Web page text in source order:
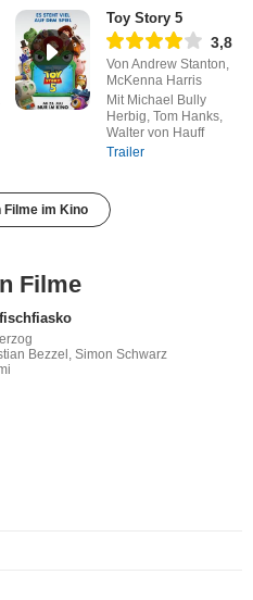
Toy Story 5
3,8
Von Andrew Stanton,
McKenna Harris
Mit Michael Bully
Herbig, Tom Hanks,
Walter von Hauff
Trailer
Filme im Kino
Filme
Bezzel, Simon Schwarz